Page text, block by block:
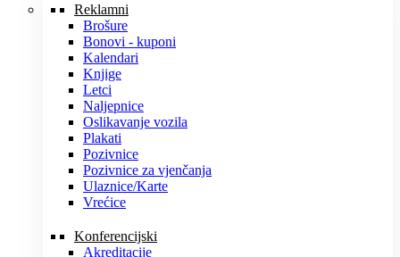
Reklamni
Brošure
Bonovi - kuponi
Kalendari
Knjige
Letci
Naljepnice
Oslikavanje vozila
Plakati
Pozivnice
Pozivnice za vjenčanja
Ulaznice/Karte
Vrećice
Konferencijski
Akreditacije